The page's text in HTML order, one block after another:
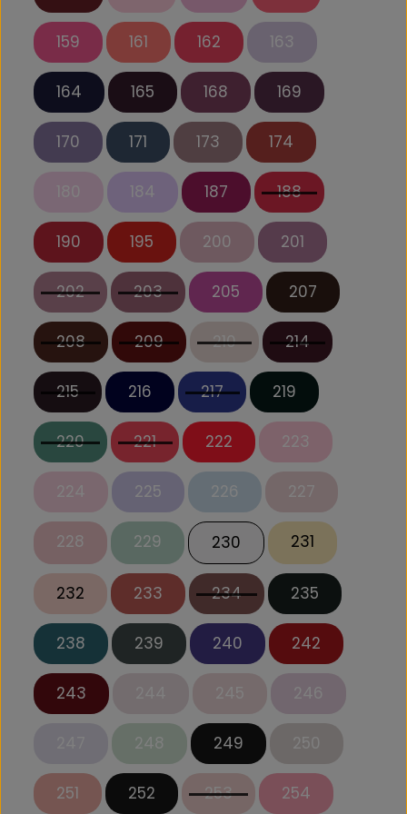
159 161 162 163
164 165 168 169
170 171 173 174
180 184 187 188
190 195 200 201
202 203 205 207
208 209 210 214
215 216 217 219
220 221 222 223
224 225 226 227
228 229 230 231
232 233 234 235
238 239 240 242
243 246
248 249 250
251 252 253 254